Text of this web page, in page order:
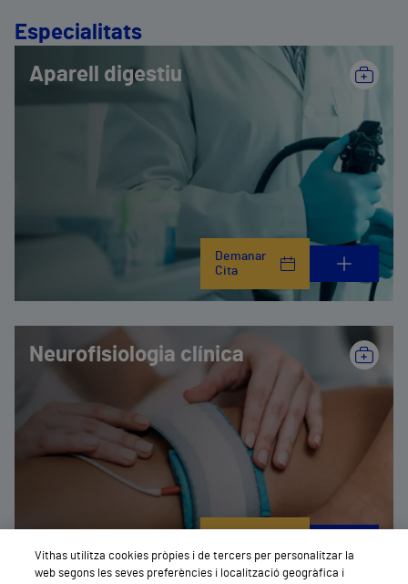
Especialitats
Aparell digestiu
Demanar
Cita
Neurofisiologia clínica
Cita
Vithas utilitza cookies pròpies i de tercers per personalitzar la
web segons les seves preferències i localització geogràfica i